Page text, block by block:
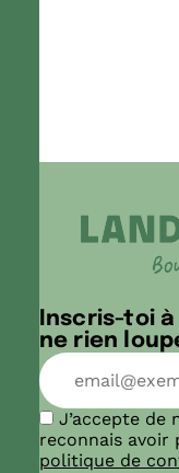
Inscris-toi
ne rien
J’accepte de
reconnais avoir
politique de